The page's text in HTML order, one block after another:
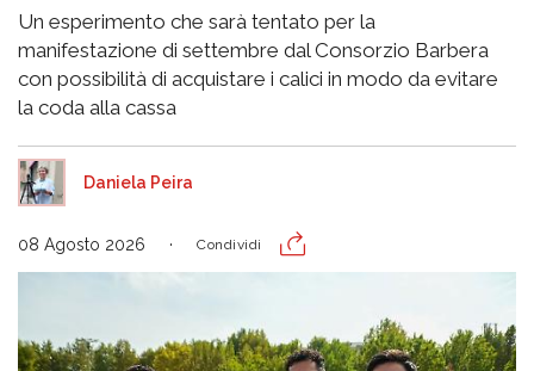
Un esperimento che sarà tentato per la
manifestazione di settembre dal Consorzio Barbera
con possibilità di acquistare i calici in modo da evitare
la coda alla cassa
Daniela Peira
08 Agosto 2026 Condividi